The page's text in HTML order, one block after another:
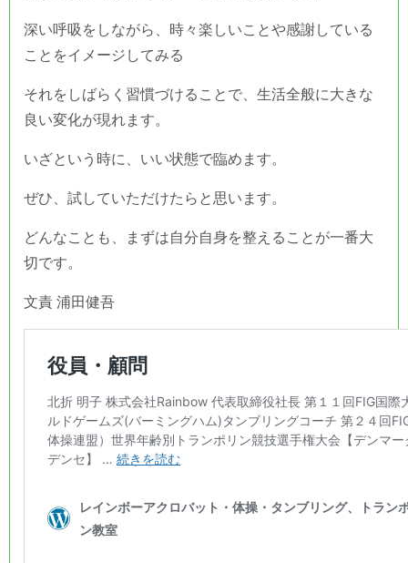
深い呼吸をしながら、時々楽しいことや感謝している
ことをイメージしてみる
それをしばらく習慣づけることで、生活全般に大きな
良い変化が現れます。
いざという時に、いい状態で臨めます。
ぜひ、試していただけたらと思います。
どんなことも、まずは自分自身を整えることが一番大
切です。
文責 浦田健吾